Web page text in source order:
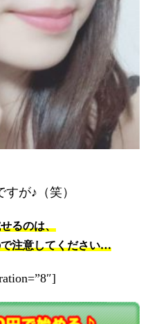
が♪（笑）
るのは、
注意してください…